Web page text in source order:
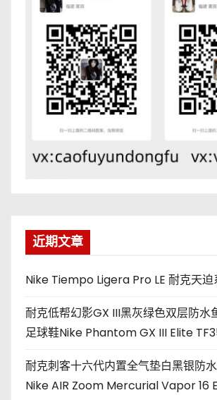
近期文章
Nike Tiempo Ligera Pro LE 耐克天
耐克低帮幻影GX III黑灰绿色双层防水
足球鞋Nike Phantom GX III Elite
耐克刺客十六代内置全气垫白黑银防
Nike AIR Zoom Mercurial Vapor 16